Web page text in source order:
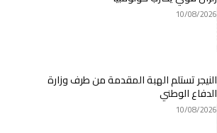
10/08/2026
النيجر تستلم الهبة المقدمة من طرف وزارة
الدفاع الوطني
10/08/2026